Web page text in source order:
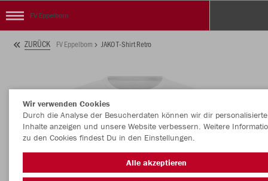
FV Eppelborn
ZURÜCK FV Eppelborn JAKO T-Shirt Retro
Wir verwenden Cookies
Durch die Analyse der Besucherdaten können wir dir personalisierte
Inhalte anzeigen und unsere Website verbessern. Weitere
zu den Cookies findest Du in den Einstellungen.
Alle akzeptieren